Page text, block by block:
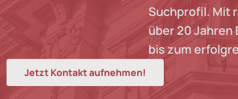
Suchprofil. Mit
über 20 Jahren
bis zum
Jetzt Kontakt aufnehmen!